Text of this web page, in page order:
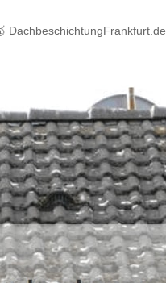
DachbeschichtungFrankfurt.de